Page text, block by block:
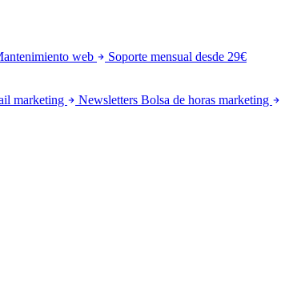
web
Soporte mensual desde 29€
marketing Newsletters Bolsa de horas marketing